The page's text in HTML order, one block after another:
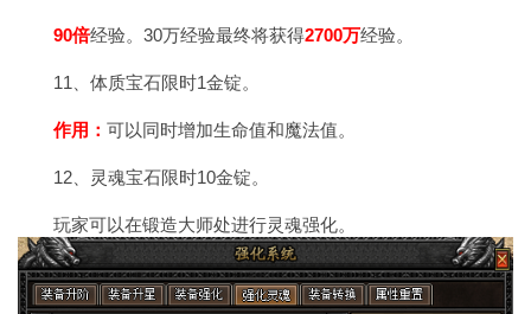
90倍经验。30万经验最终将获得2700万经验。
11、体质宝石限时1金锭。
作用： 可以同时增加生命值和魔法值。
12、灵魂宝石限时10金锭。
玩家可以在锻造大师处进行灵魂强化。